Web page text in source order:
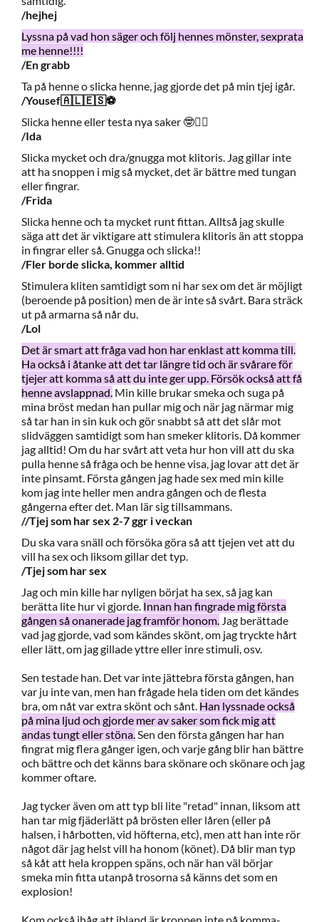
/hejhej
Lyssna på vad hon säger och följ hennes mönster, sexprata
me henne!!!!
/En grabb
Ta på henne o slicka henne, jag gjorde det på min tjej igår.
/Yousef🇦🇱🇪🇸⚽️
Slicka henne eller testa nya saker 🤓☝🏽
/Ida
Slicka mycket och dra/gnugga mot klitoris. Jag gillar inte
att ha snoppen i mig så mycket, det är bättre med tungan
eller fingrar.
/Frida
Slicka henne och ta mycket runt fittan. Alltså jag skulle
säga att det är viktigare att stimulera klitoris än att stoppa
in fingrar eller så. Gnugga och slicka!!
/Fler borde slicka, kommer alltid
Stimulera kliten samtidigt som ni har sex om det är möjligt
(beroende på position) men de är inte så svårt. Bara sträck
ut på armarna så når du.
/Lol
Det är smart att fråga vad hon har enklast att komma till.
Ha också i åtanke att det tar längre tid och är svårare för
tjejer att komma så att du inte ger upp. Försök också att få
henne avslappnad. Min kille brukar smeka och suga på
mina bröst medan han pullar mig och när jag närmar mig
så tar han in sin kuk och gör snabbt så att det slår mot
slidväggen samtidigt som han smeker klitoris. Då kommer
jag alltid! Om du har svårt att veta hur hon vill att du ska
pulla henne så fråga och be henne visa, jag lovar att det är
inte pinsamt. Första gången jag hade sex med min kille
kom jag inte heller men andra gången och de flesta
gångerna efter det. Man lär sig tillsammans.
//Tjej som har sex 2-7 ggr i veckan
Du ska vara snäll och försöka göra så att tjejen vet att du
vill ha sex och liksom gillar det typ.
/Tjej som har sex
Jag och min kille har nyligen börjat ha sex, så jag kan
berätta lite hur vi gjorde. Innan han fingrade mig första
gången så onanerade jag framför honom. Jag berättade
vad jag gjorde, vad som kändes skönt, om jag tryckte hårt
eller lätt, om jag gillade yttre eller inre stimuli, osv.
Sen testade han. Det var inte jättebra första gången, han
var ju inte van, men han frågade hela tiden om det kändes
bra, om nåt var extra skönt och sånt. Han lyssnade också
på mina ljud och gjorde mer av saker som fick mig att
andas tungt eller stöna.Sen den första gången har han
fingrat mig flera gånger igen, och varje gång blir han bättre
och bättre och det känns bara skönare och skönare och jag
kommer oftare.
Jag tycker även om att typ bli lite "retad" innan, liksom att
han tar mig fjäderlätt på brösten eller låren (eller på
halsen, i hårbotten, vid höfterna, etc), men att han inte rör
något där jag helst vill ha honom (könet). Då blir man typ
så kåt att hela kroppen späns, och när han väl börjar
smeka min fitta utanpå trosorna så känns det som en
explosion!